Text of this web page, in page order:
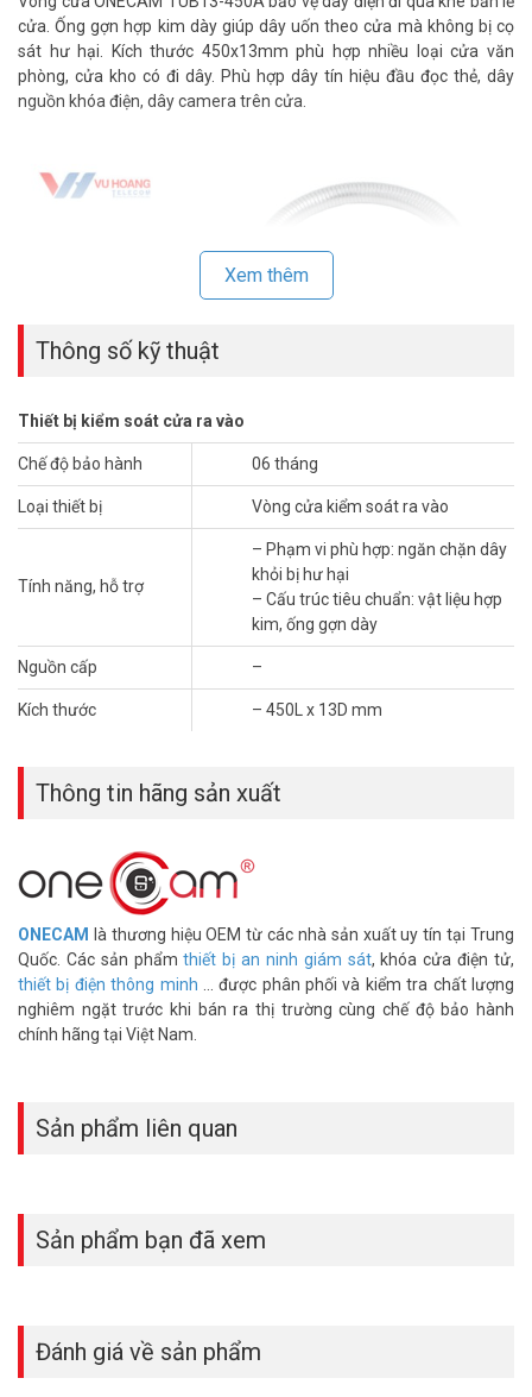
cửa. Ống gợn hợp kim dày giúp dây uốn theo cửa mà không bị cọ
sát hư hại. Kích thước 450x13mm phù hợp nhiều loại cửa văn
phòng, cửa kho có đi dây. Phù hợp dây tín hiệu đầu đọc thẻ, dây
nguồn khóa điện, dây camera trên cửa.
– Cáp bọc thép không gỉ bảo vệ với các đầu hợp kim kẽm.
– Ngăn ngừa dây bị đứt hoặc hư hỏng độc hại.
– Có thể đi qua cáp có đường kính nhỏ hơn 8mm.
Thông số kỹ thuật Vòng cửa chất lượng
cao ONECAM TUB13-450A
– Phạm vi phù hợp: ngăn chặn dây khỏi bị hư hại
– Cấu trúc tiêu chuẩn: vật liệu hợp kim, ống gợn dày
Hỏi đáp thường gặp – FAQ
Vòng cửa TUB13-450A dùng để bảo vệ loại
dây nào?
Phù hợp dây tín hiệu đầu đọc thẻ, dây nguồn khóa điện, dây
camera. Bất kỳ loại dây nào phải đi qua khe bản lề đều cần bảo vệ.
Ống gợn giúp dây không bị bẹp hay đứt ngầm theo thời gian đóng
mở.
Vòng cửa hợp kim có bền hơn loại nhựa thông
hơn. Ống gợn dày giúp phân tán lực uốn đều, không tập trung vào
Kích thước 450mm của vòng cửa TUB13-450A
có đủ cho cửa thông thường không?
cửa kho. Với cửa cao hơn hoặc có nhiều bản lề, có thể cần lắp nối
tiếp hai vòng. Nên đo khe bản lề cửa trước khi đặt hàng để chọn
Xem thêm
Thông số kỹ thuật
Thiết bị kiểm soát cửa ra vào
Chế độ bảo hành 06 tháng
Loại thiết bị Vòng cửa kiểm soát ra vào
Tính năng, hỗ trợ
– Phạm vi phù hợp: ngăn chặn dây
khỏi bị hư hại
– Cấu trúc tiêu chuẩn: vật liệu hợp
kim, ống gợn dày
Nguồn cấp –
Kích thước – 450L x 13D mm
Thông tin hãng sản xuất
ONECAM là thương hiệu OEM từ các nhà sản xuất uy tín tại Trung
Quốc. Các sản phẩmthiết bị an ninh giám sát, khóa cửa điện tử,
thiết bị điện thông minh ... được phân phối và kiểm tra chất lượng
nghiêm ngặt trước khi bán ra thị trường cùng chế độ bảo hành
chính hãng tại Việt Nam.
Sản phẩm liên quan
Sản phẩm bạn đã xem
Đánh giá về sản phẩm